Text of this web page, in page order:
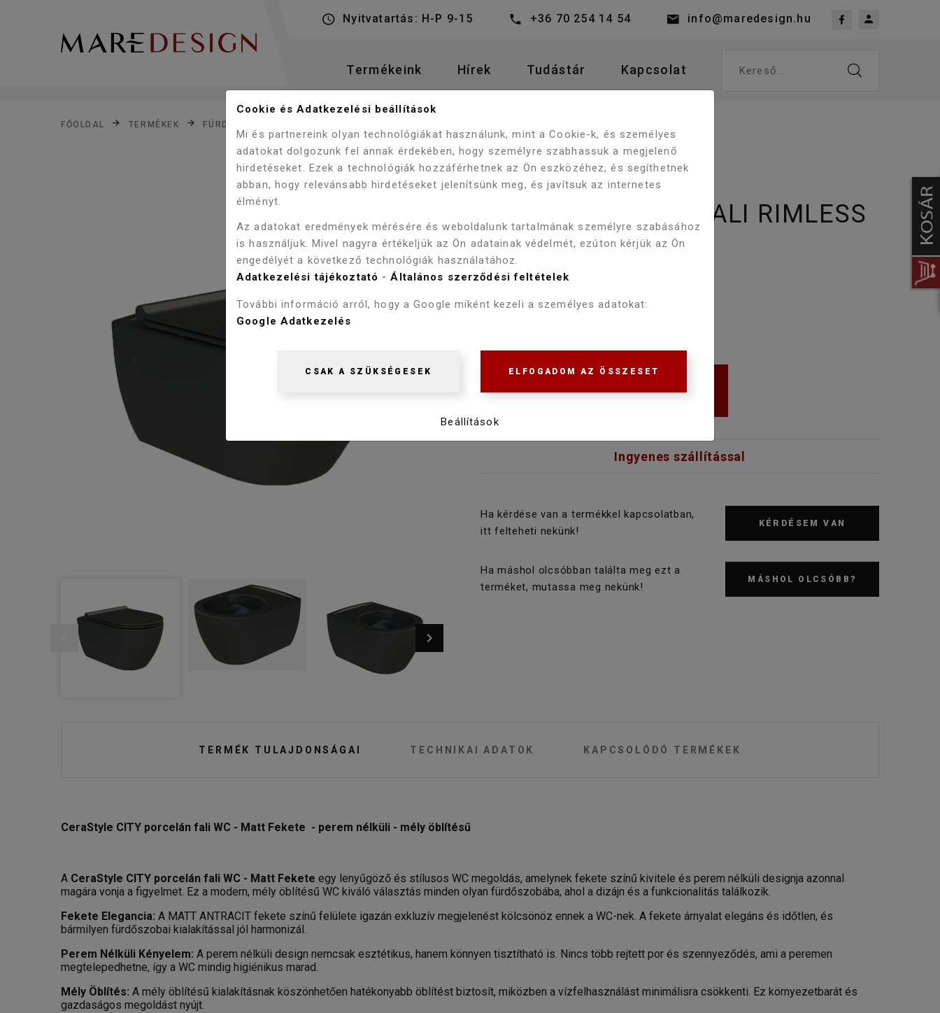
Nyitvatartás: H-P 9-15 +36 70 254 14 54 info@maredesign.hu
Termékeink Hírek Tudástár Kapcsolat Kereső...
FŐOLDAL TERMÉKEK FÜRDŐSZOBA
CERASTYLE CITY FALI RIMLESS
WC MATT FEKETE
Szállítás 3-5 munkanap
87 900 Ft
KOSÁRBA
Ingyenes szállítással
Ha kérdése van a termékkel kapcsolatban,
itt felteheti nekünk!
KÉRDÉSEM VAN
Ha máshol olcsóbban találta meg ezt a
terméket, mutassa meg nekünk!
MÁSHOL OLCSÓBB?
TERMÉK TULAJDONSÁGAI TECHNIKAI ADATOK KAPCSOLÓDÓ TERMÉKEK
CeraStyle CITY porcelán fali WC - Matt Fekete - perem nélküli - mély öblítésű
A CeraStyle CITY porcelán fali WC - Matt Fekete egy lenyűgöző és stílusos WC megoldás, amelynek fekete színű kivitele és perem nélküli designja azonnal
magára vonja a figyelmet. Ez a modern, mély öblítésű WC kiváló választás minden olyan fürdőszobába, ahol a dizájn és a funkcionalitás találkozik.
Fekete Elegancia: A MATT ANTRACIT fekete színű felülete igazán exkluzív megjelenést kölcsönöz ennek a WC-nek. A fekete árnyalat elegáns és időtlen, és
bármilyen fürdőszobai kialakítással jól harmonizál.
Perem Nélküli Kényelem: A perem nélküli design nemcsak esztétikus, hanem könnyen tisztítható is. Nincs több rejtett por és szennyeződés, ami a peremen
megtelepedhetne, így a WC mindig higiénikus marad.
Mély Öblítés: A mély öblítésű kialakításnak köszönhetően hatékonyabb öblítést biztosít, miközben a vízfelhasználást minimálisra csökkenti. Ez környezetbarát és
gazdaságos megoldást nyújt.
Cookie és Adatkezelési beállítások
Mi és partnereink olyan technológiákat használunk, mint a Cookie-k, és személyes
adatokat dolgozunk fel annak érdekében, hogy személyre szabhassuk a megjelenő
hirdetéseket. Ezek a technológiák hozzáférhetnek az Ön eszközéhez, és segíthetnek
abban, hogy relevánsabb hirdetéseket jelenítsünk meg, és javítsuk az internetes
élményt.
Az adatokat eredmények mérésére és weboldalunk tartalmának személyre szabásához
is használjuk. Mivel nagyra értékeljük az Ön adatainak védelmét, ezúton kérjük az Ön
engedélyét a következő technológiák használatához.
Adatkezelési tájékoztató -Általános szerződési feltételek
További információ arról, hogy a Google miként kezeli a személyes adatokat:
Google Adatkezelés
CSAK A SZÜKSÉGESEK ELFOGADOM AZ ÖSSZESET
Beállítások